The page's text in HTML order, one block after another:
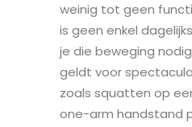
weinig tot geen
is geen enkel
je die beweging
geldt voor
zoals squatten op
one-arm handstand